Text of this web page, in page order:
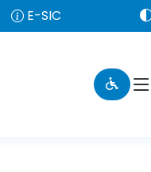
E-SIC